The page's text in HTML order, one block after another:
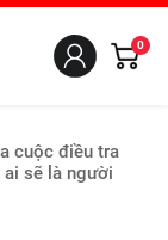
0
cuộc điều tra
ai sẽ là người